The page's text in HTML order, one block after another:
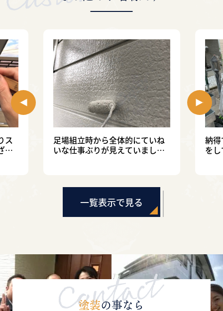
ス
い
足場組立時から全体的にていね
いな仕事ぶりが見えていまし
納
を
一覧表示で見る
塗装の事なら